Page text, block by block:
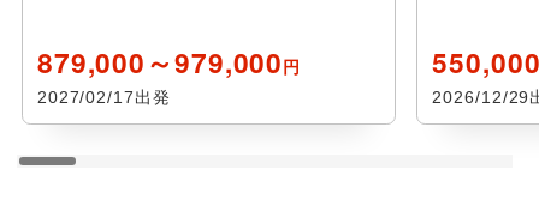
879,000～979,000円
2027/02/17出発 2026/12/29